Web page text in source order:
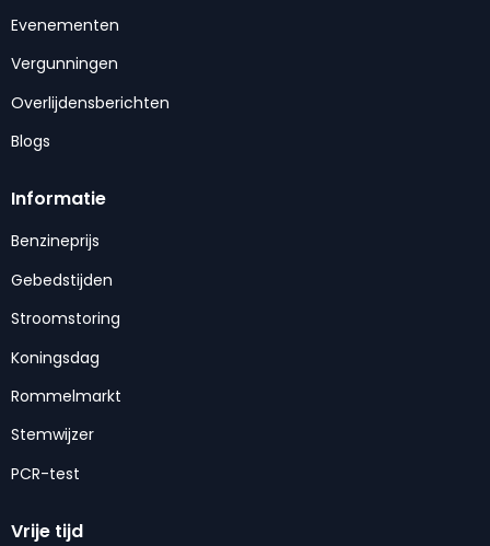
Evenementen
Vergunningen
Overlijdensberichten
Blogs
Informatie
Benzineprijs
Gebedstijden
Stroomstoring
Koningsdag
Rommelmarkt
Stemwijzer
PCR-test
Vrije tijd